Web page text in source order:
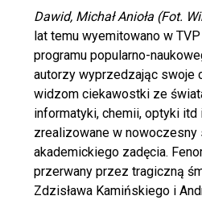
Dawid, Michał Anioła (Fot.
lat temu wyemitowano w
programu popularno-
autorzy wyprzedzając swoje
widzom ciekawostki ze
informatyki, chemii, optyki
zrealizowane w nowoczesny
akademickiego zadęcia.
przerwany przez tragiczną
Zdzisława Kamińskiego i